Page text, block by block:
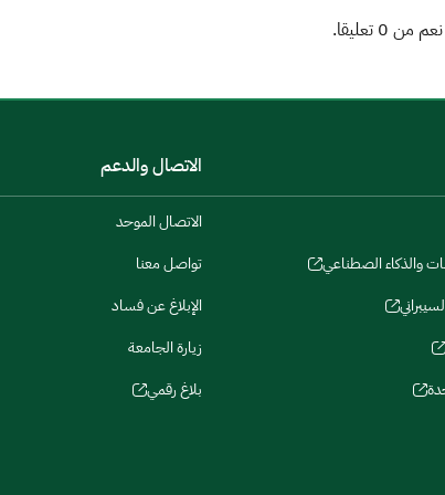
والذكاء الصطناعي
الاتصال والدعم
الاتصال الموحد
تواصل معنا
الإبلاغ عن فساد
زيارة الجامعة
بلاغ رقمي